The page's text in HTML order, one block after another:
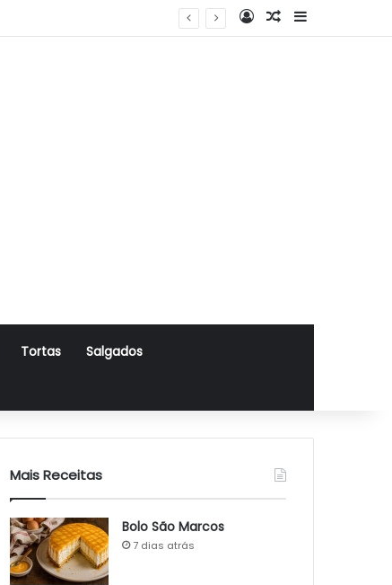
Log InArtigo Aleatório
Sidebar
Tortas Salgados
Mais Receitas
Bolo São Marcos
7 dias atrás